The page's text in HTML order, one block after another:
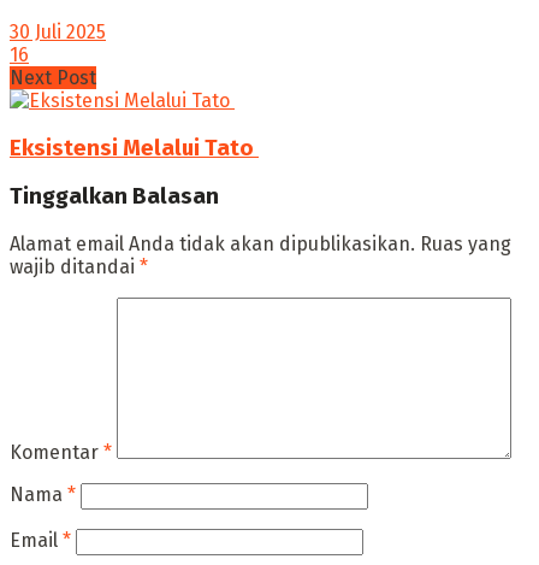
30 Juli 2025
16
Next Post
Eksistensi Melalui Tato ‎
Tinggalkan Balasan
Alamat email Anda tidak akan dipublikasikan. Ruas yang
wajib ditandai *
Komentar *
Nama *
Email *